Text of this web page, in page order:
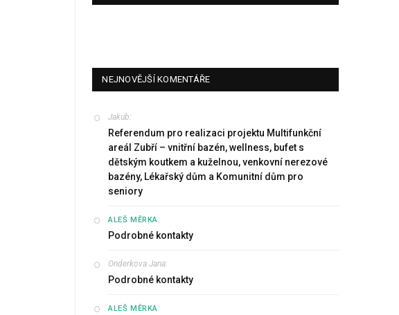
NEJNOVĚJŠÍ KOMENTÁŘE
Jakub:
Referendum pro realizaci projektu Multifunkční
areál Zubří – vnitřní bazén, wellness, bufet s
dětským koutkem a kuželnou, venkovní nerezové
bazény, Lékařský dům a Komunitní dům pro
seniory
ALEŠ MĚRKA:
Podrobné kontakty
Onderkova Jana:
Podrobné kontakty
ALEŠ MĚRKA: